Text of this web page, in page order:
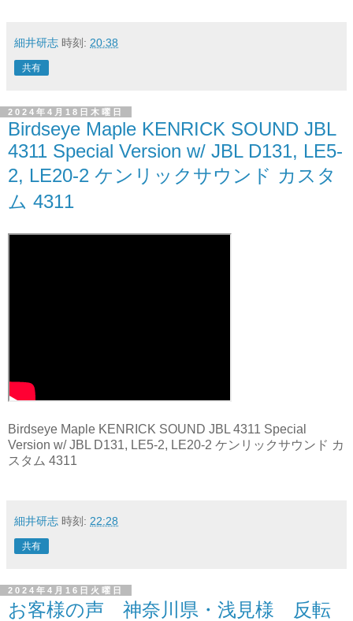
細井研志 時刻: 20:38
共有
2024年4月18日木曜日
Birdseye Maple KENRICK SOUND JBL
4311 Special Version w/ JBL D131, LE5-
2, LE20-2 ケンリックサウンド カスタ
ム 4311
Birdseye Maple KENRICK SOUND JBL 4311 Special
Version w/ JBL D131, LE5-2, LE20-2 ケンリックサウンド カ
スタム 4311
細井研志 時刻: 22:28
共有
2024年4月16日火曜日
お客様の声 神奈川県・浅見様 反転